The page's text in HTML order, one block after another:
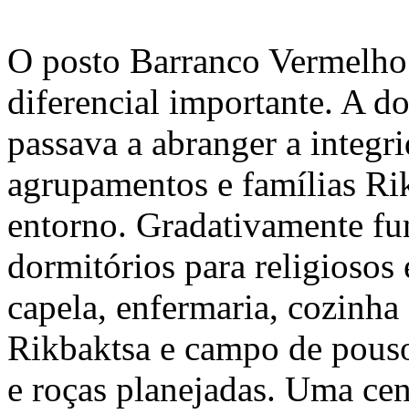
O posto Barranco
diferencial importante. A
passava a abranger a
agrupamentos e famílias
entorno. Gradativamente
dormitórios para religiosos
capela, enfermaria, cozinha
Rikbaktsa e campo de
e roças planejadas. Uma